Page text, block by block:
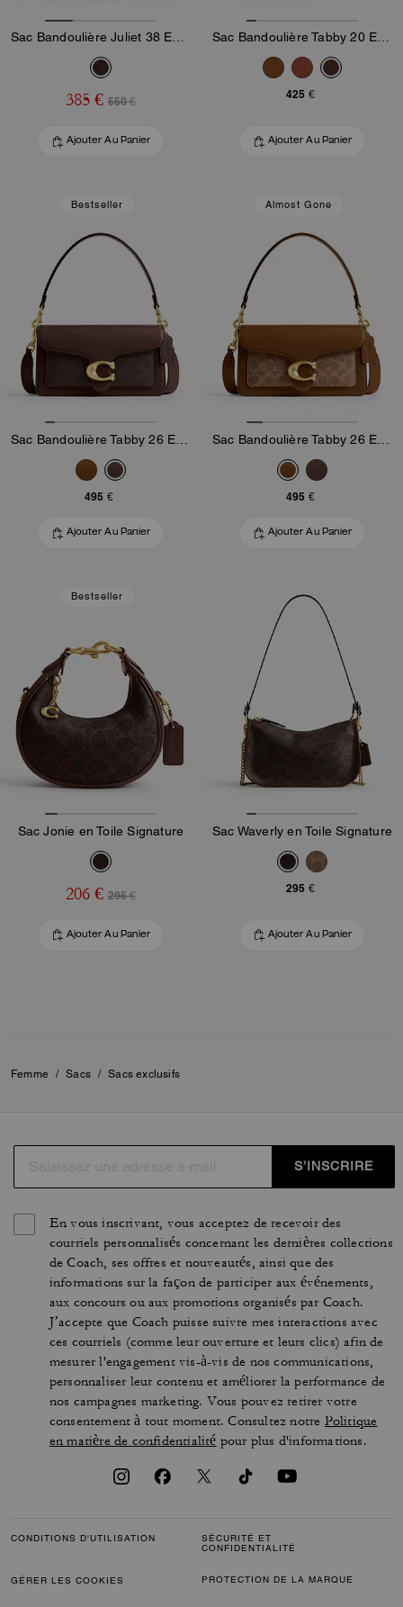
Sac Bandoulière Juliet 38 En Toile Signature
385 € 550 €
Ajouter Au Panier
Sac Bandoulière Tabby 20 En Toile Signature
425 €
Ajouter Au Panier
Bestseller
495 €
Ajouter Au Panier
Almost Gone
495 €
Ajouter Au Panier
Bestseller
Sac Jonie en Toile Signature
206 € 295 €
Ajouter Au Panier
Sac Waverly en Toile Signature
295 €
Ajouter Au Panier
Femme / Sacs / Sacs exclusifs
S’INSCRIRE
En vous inscrivant, vous acceptez de recevoir des
courriels personnalisés concernant les dernières collections
de Coach, ses offres et nouveautés, ainsi que des
informations sur la façon de participer aux événements,
aux concours ou aux promotions organisés par Coach.
J’accepte que Coach puisse suivre mes interactions avec
ces courriels (comme leur ouverture et leurs clics) afin de
mesurer l'engagement vis-à-vis de nos communications,
personnaliser leur contenu et améliorer la performance de
nos campagnes marketing. Vous pouvez retirer votre
consentement à tout moment. Consultez notre Politique
en matière de confidentialité pour plus d'informations.
CONDITIONS D'UTILISATION
SÉCURITÉ ET
CONFIDENTIALITÉ
GÉRER LES COOKIES PROTECTION DE LA MARQUE